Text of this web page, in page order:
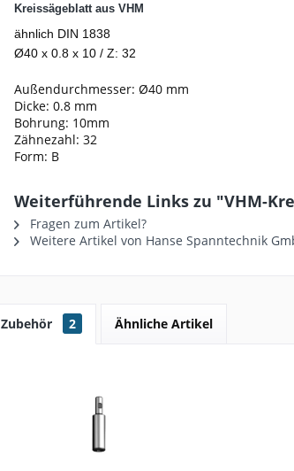
Kreissägeblatt aus VHM
ähnlich DIN 1838
Ø40 x 0.8 x 10 / Z: 32
Außendurchmesser: Ø40 mm
Dicke: 0.8 mm
Bohrung: 10mm
Zähnezahl: 32
Form: B
Weiterführende Links zu "VHM-
Fragen zum Artikel?
Weitere Artikel von Hanse Spanntechnik
Zubehör 2 Ähnliche Artikel